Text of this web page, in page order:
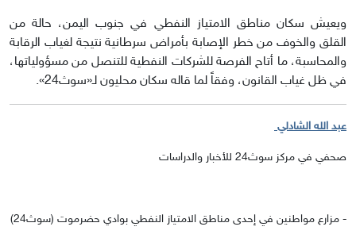
ويعيش سكان مناطق الامتياز النفطي في جنوب اليمن، حالة من
القلق والخوف من خطر الإصابة بأمراض سرطانية نتيجة لغياب الرقابة
والمحاسبة، ما أتاح الفرصة للشركات النفطية للتنصل من مسؤولياتها،
في ظل غياب القانون، وفقاً لما قاله سكان محليون لـ«سوث24».
عبد الله الشادلي
صحفي في مركز سوث24 للأخبار والدراسات
- مزارع مواطنين في إحدى مناطق الامتياز النفطي بوادي حضرموت (سوث24)